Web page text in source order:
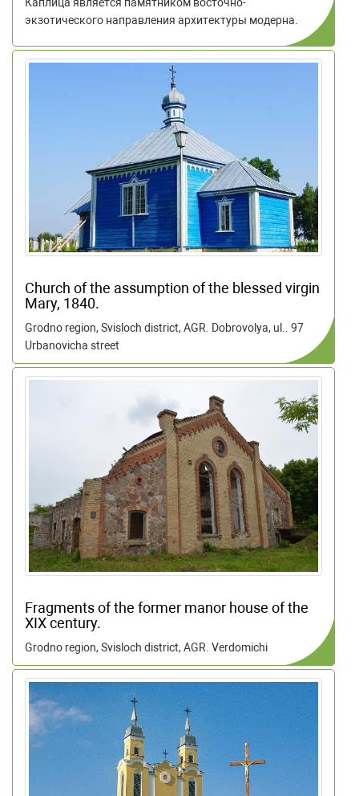
экзотического направления архитектуры модерна.
Church of the assumption of the blessed virgin
Mary, 1840.
Grodno region, Svisloch district, AGR. Dobrovolya, ul.. 97
Urbanovicha street
Fragments of the former manor house of the
XIX century.
Grodno region, Svisloch district, AGR. Verdomichi